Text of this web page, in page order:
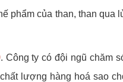
phẩm của than, than qua
. Công ty có đội ngũ chăm
lượng hàng hoá sao